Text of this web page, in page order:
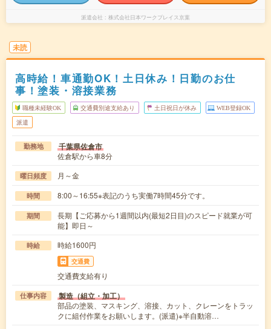
派遣会社 株式会社日本ワークプレイス京葉
未読
高時給！車通勤OK！土日休み！日勤のお仕
事！塗装・溶接業務
職種未経験OK 交通費別途支給あり 土日祝日が休み WEB登録OK
派遣
勤務地 千葉県佐倉市
佐倉駅から車8分
曜日頻度 月～金
時間 8:00～16:55※表記のうち実働7時間45分です。
期間
長期【ご応募から1週間以内(最短2日目)のスピード就業が可
能】即日～
時給 時給1600円
交通費
交通費支給有り
仕事内容 製造（組立・加工）
部品の塗装、マスキング、溶接、カット、クレーンをトラッ
クに組付作業をお願いします。(派遣)※半自動溶…